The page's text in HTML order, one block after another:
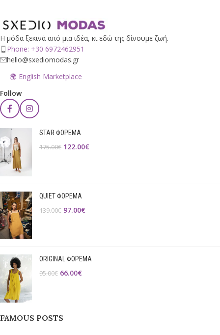
Η μόδα ξεκινά από μια ιδέα, κι εδώ της δίνουμε ζωή.
Phone: +30 6972462951
hello@sxediomodas.gr
🌍 English Marketplace
Follow
STAR ΦΟΡΕΜΑ
175.00€ 122.00€
QUIET ΦΟΡΕΜΑ
139.00€ 97.00€
ORIGINAL ΦΟΡΕΜΑ
95.00€ 66.00€
FAMOUS POSTS